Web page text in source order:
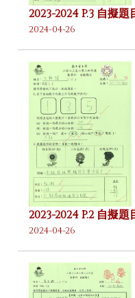
2023-2024 P.3 自擬題
2024-04-26
2023-2024 P.2 自擬題
2024-04-26